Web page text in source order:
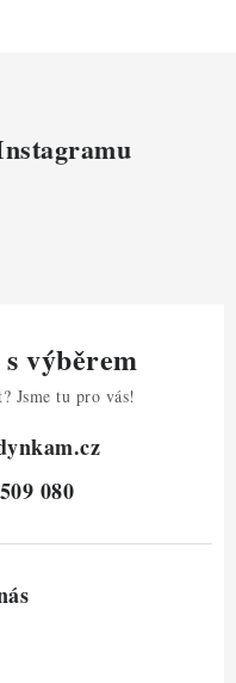
výběrem
Jsme tu pro vás!
080